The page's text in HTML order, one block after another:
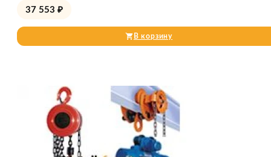
37 553 ₽
В корзину